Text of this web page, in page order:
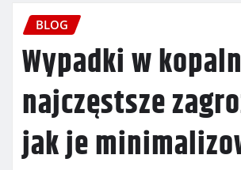
BLOG
Wypadki w
najczęstsze
jak je